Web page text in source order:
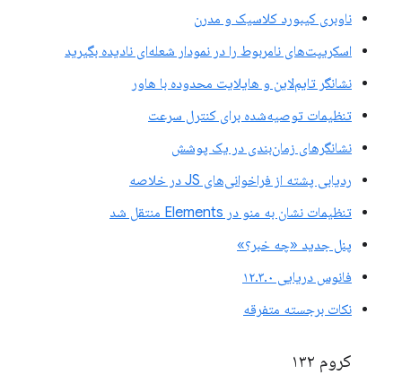
ناوبری کیبورد کلاسیک و مدرن
اسکریپت‌های نامربوط را در نمودار شعله‌ای نادیده بگیرید
نشانگر تایم‌لاین و هایلایت محدوده با هاور
تنظیمات توصیه‌شده برای کنترل سرعت
نشانگرهای زمان‌بندی در یک پوشش
ردیابی پشته از فراخوانی‌های JS در خلاصه
تنظیمات نشان به منو در Elements منتقل شد
پنل جدید «چه خبر؟»
فانوس دریایی ۱۲.۳.۰
نکات برجسته متفرقه
کروم ۱۳۲